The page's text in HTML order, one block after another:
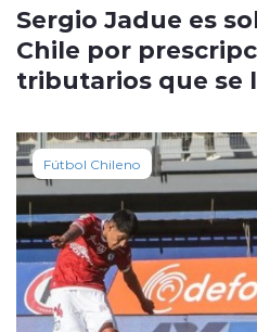
Sergio Jadue es
Chile por
tributarios que se
Fútbol Chileno